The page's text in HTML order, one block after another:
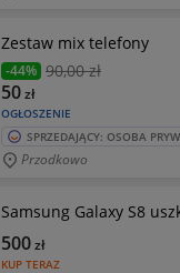
Zestaw mix telefony
-44% 90,00 zł
OGŁOSZENIE
50zł
SPRZEDAJĄCY: OSOBA
Przodkowo
Samsung Galaxy S8
KUP TERAZ
500zł